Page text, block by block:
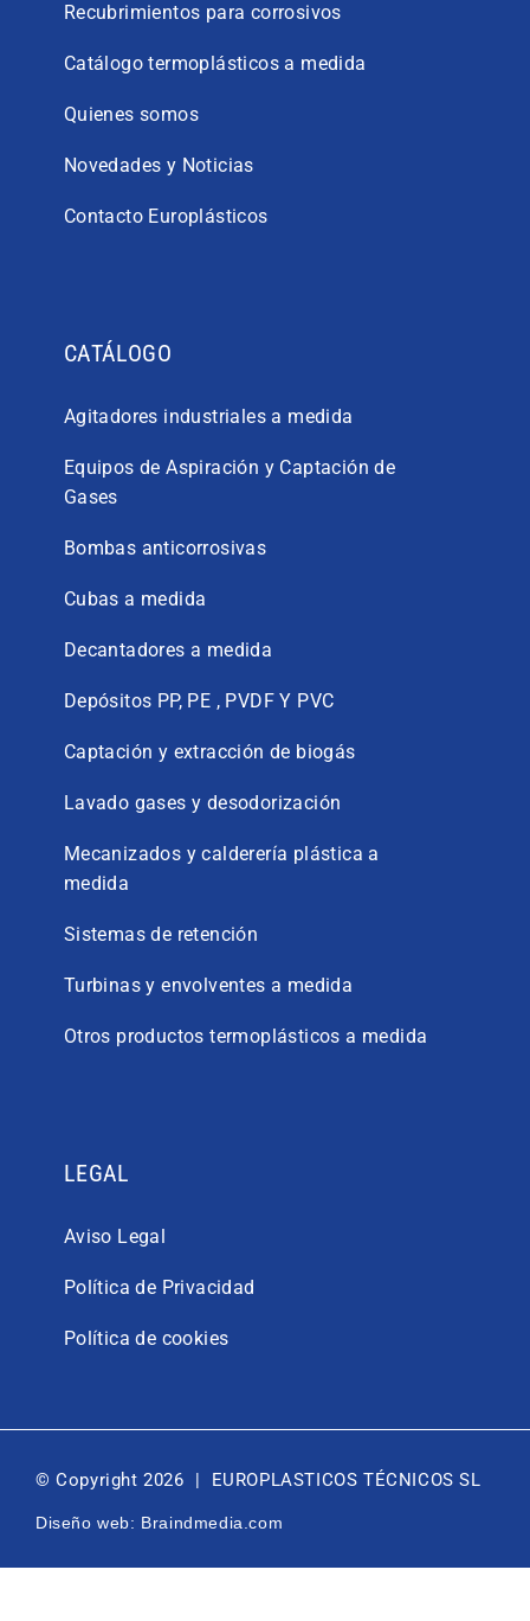
Recubrimientos para corrosivos
Catálogo termoplásticos a medida
Quienes somos
Novedades y Noticias
Contacto Europlásticos
CATÁLOGO
Agitadores industriales a medida
Equipos de Aspiración y Captación de
Gases
Bombas anticorrosivas
Cubas a medida
Decantadores a medida
Depósitos PP, PE , PVDF Y PVC
Captación y extracción de biogás
Lavado gases y desodorización
Mecanizados y calderería plástica a
medida
Sistemas de retención
Turbinas y envolventes a medida
Otros productos termoplásticos a medida
LEGAL
Aviso Legal
Política de Privacidad
Política de cookies
© Copyright 2026 | EUROPLASTICOS TÉCNICOS SL
Diseño web: Braindmedia.com